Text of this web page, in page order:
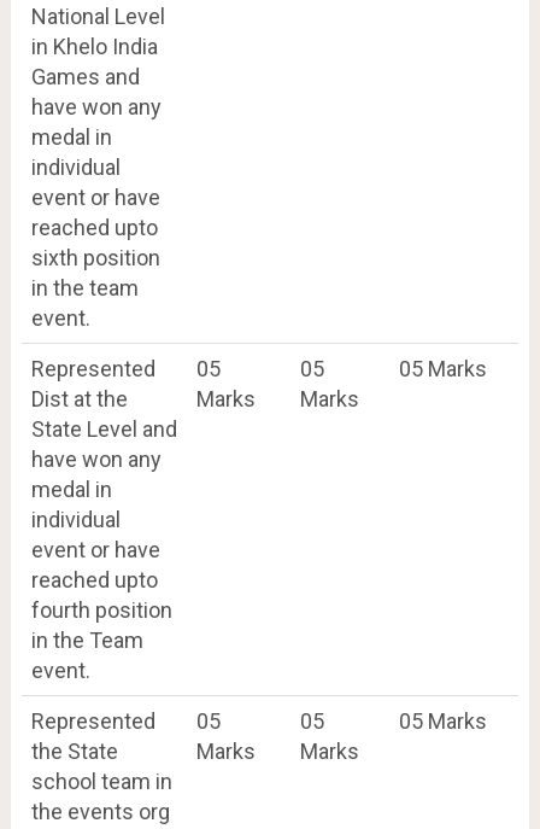
National Level
in Khelo India
Games and
have won any
medal in
individual
event or have
reached upto
sixth position
in the team
event.
Represented
Dist at the
State Level and
have won any
medal in
individual
event or have
reached upto
fourth position
in the Team
event.
05
Marks
05
Marks
05 Marks
Represented
the State
school team in
the events org
05
Marks
05
Marks
05 Marks